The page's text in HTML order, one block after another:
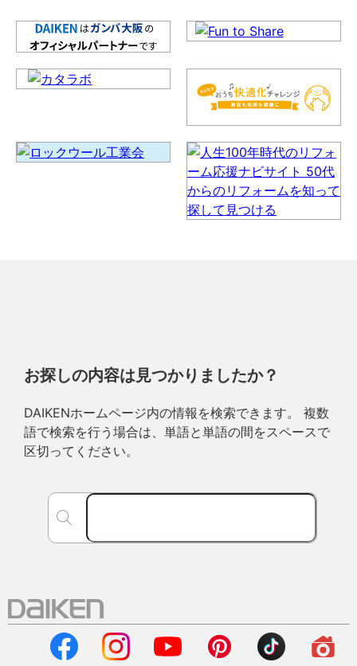
お探しの内容は見つかりましたか？
DAIKENホームページ内の情報を検索できます。 複数
語で検索を行う場合は、単語と単語の間をスペースで
区切ってください。